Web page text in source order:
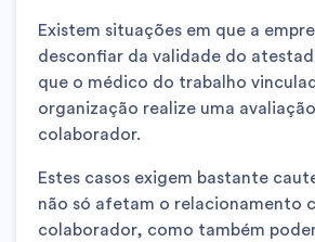
Existem situações em que a
desconfiar da validade do
que o médico do trabalho
organização realize uma
colaborador.
Estes casos exigem bastante
não só afetam o relacionamento
colaborador, como também